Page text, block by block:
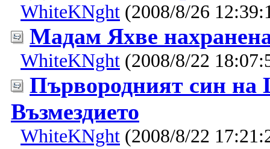
WhiteKNght (2008/8/26
Мадам Яхве
WhiteKNght (2008/8/22
Първородният син на
Възмездието
WhiteKNght (2008/8/22